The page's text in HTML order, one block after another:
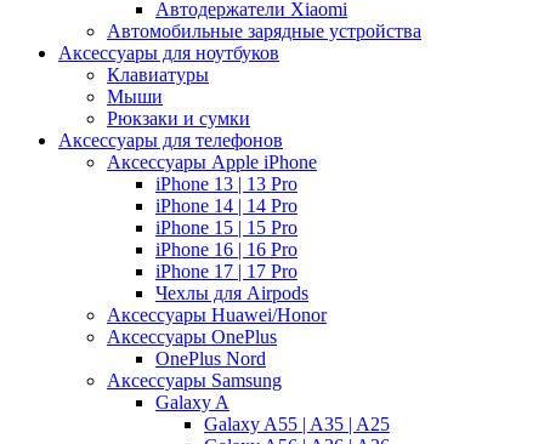
Автодержатели Xiaomi
Автомобильные зарядные устройства
Аксессуары для ноутбуков
Клавиатуры
Мыши
Рюкзаки и сумки
Аксессуары для телефонов
Аксессуары Apple iPhone
iPhone 13 | 13 Pro
iPhone 14 | 14 Pro
iPhone 15 | 15 Pro
iPhone 16 | 16 Pro
iPhone 17 | 17 Pro
Чехлы для Airpods
Аксессуары Huawei/Honor
Аксессуары OnePlus
OnePlus Nord
Аксессуары Samsung
Galaxy A
Galaxy A55 | A35 | A25